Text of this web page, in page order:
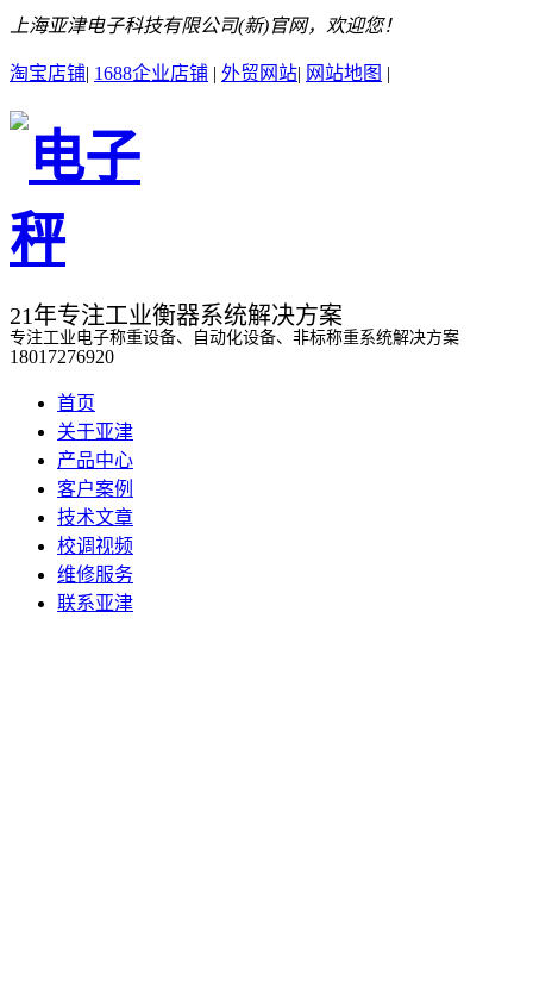
上海亚津电子科技有限公司(新)官网，欢迎您！
淘宝店铺| 1688企业店铺 | 外贸网站| 网站地图 |
21年专注工业衡器系统解决方案
专注工业电子称重设备、自动化设备、非标称重系统解决方案
18017276920
首页
关于亚津
产品中心
客户案例
技术文章
校调视频
维修服务
联系亚津